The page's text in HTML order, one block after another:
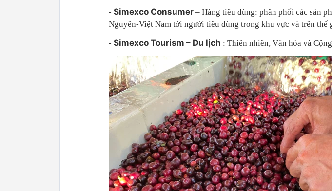
- Simexco Consumer – Hàng tiêu dùng: phân phối các sản
Nguyên-Việt Nam tới người tiêu dùng trong khu vực và trên thế
- Simexco Tourism – Du lịch : Thiên nhiên, Văn hóa và